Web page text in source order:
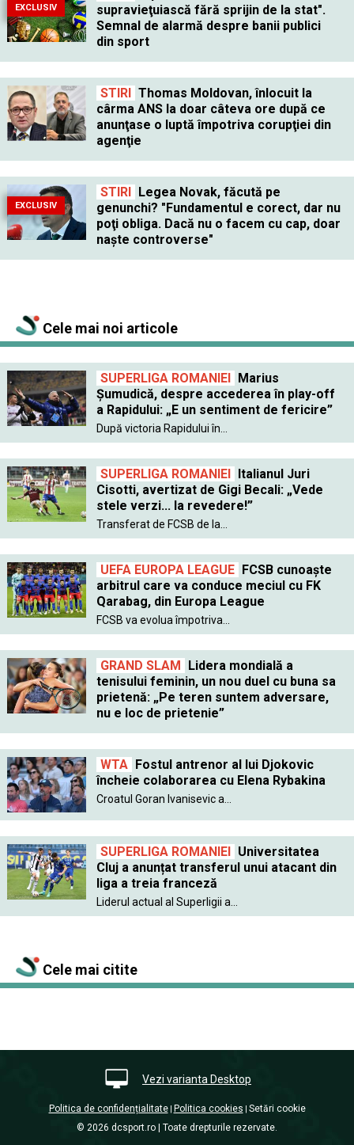
EXCLUSIV
supravieţuiască fără sprijin de la stat".
Semnal de alarmă despre banii publici
din sport
STIRI Thomas Moldovan, înlocuit la
cârma ANS la doar câteva ore după ce
anunţase o luptă împotriva corupţiei din
agenţie
EXCLUSIV
STIRI Legea Novak, făcută pe
genunchi? "Fundamentul e corect, dar nu
poţi obliga. Dacă nu o facem cu cap, doar
naşte controverse"
Cele mai noi articole
SUPERLIGA ROMANIEI Marius
Șumudică, despre accederea în play-off
a Rapidului: „E un sentiment de fericire”
După victoria Rapidului în...
SUPERLIGA ROMANIEI Italianul Juri
Cisotti, avertizat de Gigi Becali: „Vede
stele verzi... la revedere!”
Transferat de FCSB de la...
UEFA EUROPA LEAGUE FCSB cunoaște
arbitrul care va conduce meciul cu FK
Qarabag, din Europa League
FCSB va evolua împotriva...
GRAND SLAM Lidera mondială a
tenisului feminin, un nou duel cu buna sa
prietenă: „Pe teren suntem adversare,
nu e loc de prietenie”
WTA Fostul antrenor al lui Djokovic
încheie colaborarea cu Elena Rybakina
Croatul Goran Ivanisevic a...
SUPERLIGA ROMANIEI Universitatea
Cluj a anunțat transferul unui atacant din
liga a treia franceză
Liderul actual al Superligii a...
Cele mai citite
Vezi varianta Desktop
Politica de confidențialitate| Politica cookies Setări cookie
© 2026 dcsport.ro | Toate drepturile rezervate.